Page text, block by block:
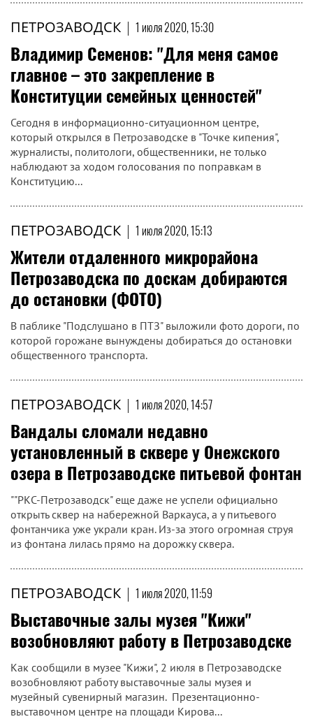
ПЕТРОЗАВОДСК | 1 июля 2020, 15:30
Владимир Семенов: "Для меня самое
главное – это закрепление в
Конституции семейных ценностей"
Сегодня в информационно-ситуационном центре,
который открылся в Петрозаводске в "Точке кипения",
журналисты, политологи, общественники, не только
наблюдают за ходом голосования по поправкам в
Конституцию...
ПЕТРОЗАВОДСК | 1 июля 2020, 15:13
Жители отдаленного микрорайона
Петрозаводска по доскам добираются
до остановки (ФОТО)
В паблике "Подслушано в ПТЗ" выложили фото дороги, по
которой горожане вынуждены добираться до остановки
общественного транспорта.
ПЕТРОЗАВОДСК | 1 июля 2020, 14:57
Вандалы сломали недавно
установленный в сквере у Онежского
озера в Петрозаводске питьевой фонтан
""РКС-Петрозаводск" еще даже не успели официально
открыть сквер на набережной Варкауса, а у питьевого
фонтанчика уже украли кран. Из-за этого огромная струя
из фонтана лилась прямо на дорожку сквера.
ПЕТРОЗАВОДСК | 1 июля 2020, 11:59
Выставочные залы музея "Кижи"
возобновляют работу в Петрозаводске
Как сообщили в музее "Кижи", 2 июля в Петрозаводске
возобновляют работу выставочные залы музея и
музейный сувенирный магазин. Презентационно-
выставочном центре на площади Кирова...